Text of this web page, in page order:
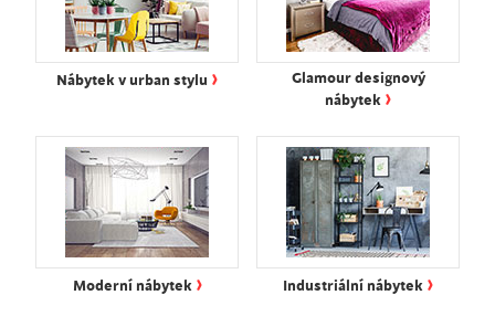
Nábytek v urban stylu ›
Glamour designový
nábytek ›
Moderní nábytek › Industriální nábytek ›